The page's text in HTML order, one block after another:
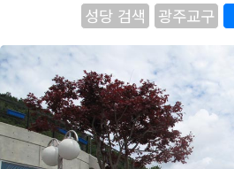
성당 검색 광주교구